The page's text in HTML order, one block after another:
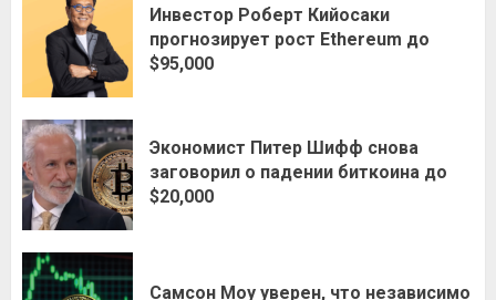
Инвестор Роберт Кийосаки
прогнозирует рост Ethereum до
$95,000
Экономист Питер Шифф снова
заговорил о падении биткоина до
$20,000
Самсон Моу уверен, что независимо